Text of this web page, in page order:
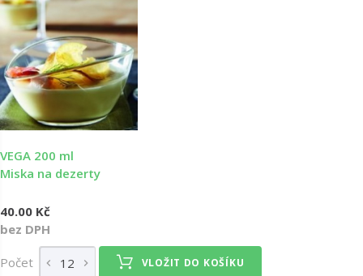
VEGA 200 ml
Miska na dezerty
40.00 Kč
bez DPH
Počet VLOŽIT DO KOŠÍKU